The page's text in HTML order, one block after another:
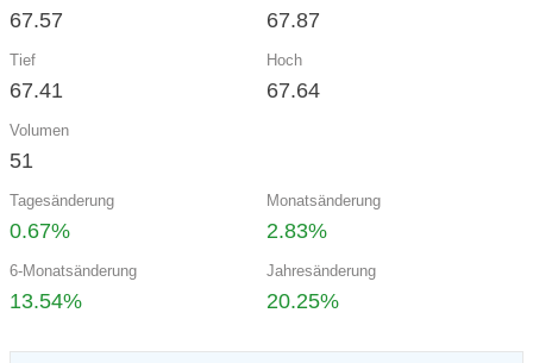
67.57 67.87
Tief
67.41
Hoch
67.64
Volumen
51
Tagesänderung
0.67%
Monatsänderung
2.83%
6-Monatsänderung
13.54%
Jahresänderung
20.25%